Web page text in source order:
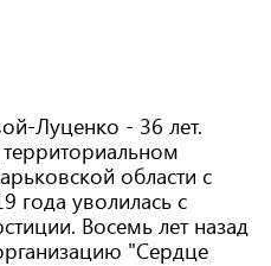
Луценко - 36 лет.
области с
года уволилась с
Восемь лет назад
"Сердце